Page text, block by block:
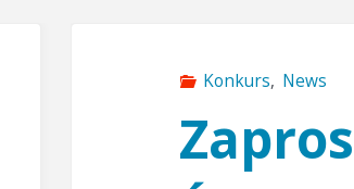
Konkurs, News